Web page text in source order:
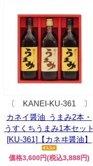
〔 KANEI-KU-361 〕
カネイ醤油 うまみ2本・
うすくちうまみ1本セット
[KU-361]【カネヰ醤油】
価格3,600円(税込3,888円)